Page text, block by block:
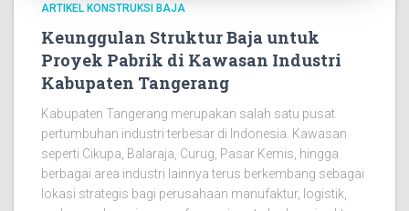
ARTIKEL KONSTRUKSI BAJA
Keunggulan Struktur Baja untuk
Proyek Pabrik di Kawasan Industri
Kabupaten Tangerang
Kabupaten Tangerang merupakan salah satu pusat
pertumbuhan industri terbesar di Indonesia. Kawasan
seperti Cikupa, Balaraja, Curug, Pasar Kemis, hingga
berbagai area industri lainnya terus berkembang sebagai
lokasi strategis bagi perusahaan manufaktur, logistik,